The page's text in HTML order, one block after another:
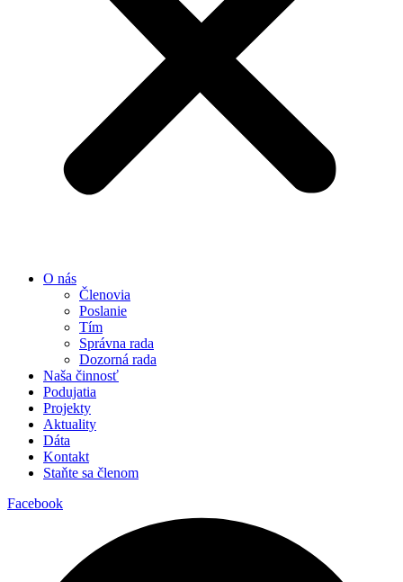
O nás
Členovia
Poslanie
Tím
Správna rada
Dozorná rada
Naša činnosť
Podujatia
Projekty
Aktuality
Dáta
Kontakt
Staňte sa členom
Facebook